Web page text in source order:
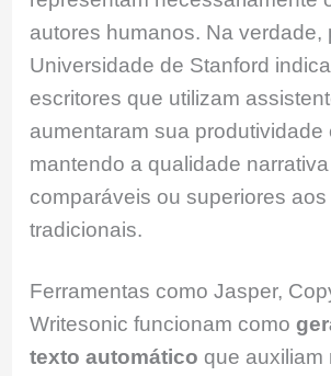
autores humanos. Na verdade,
Universidade de Stanford
escritores que utilizam
aumentaram sua produtividade
mantendo a qualidade
comparáveis ou superiores
tradicionais.
Ferramentas como Jasper,
Writesonic funcionam como
texto automático que auxiliam